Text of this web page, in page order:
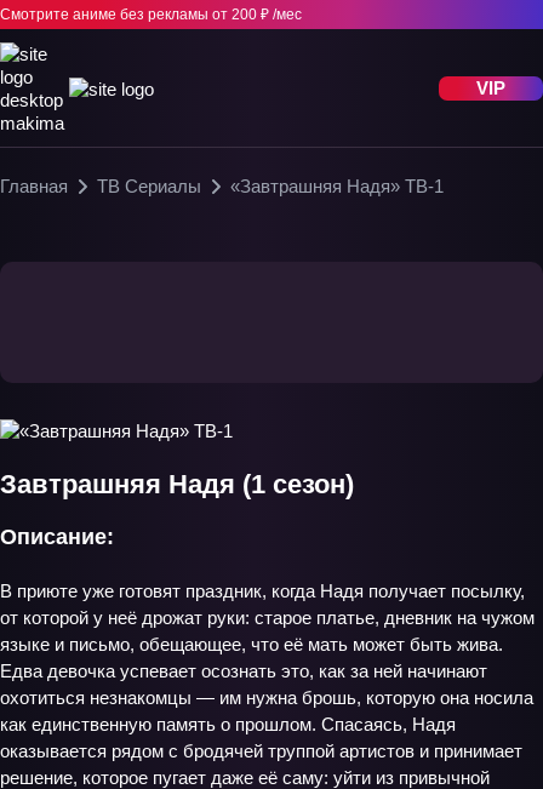
Смотрите аниме без рекламы от 200 ₽ /мес
VIP
Главная ТВ Сериалы «Завтрашняя Надя» ТВ-1
Завтрашняя Надя (1 сезон)
Описание:
В приюте уже готовят праздник, когда Надя получает посылку,
от которой у неё дрожат руки: старое платье, дневник на чужом
языке и письмо, обещающее, что её мать может быть жива.
Едва девочка успевает осознать это, как за ней начинают
охотиться незнакомцы — им нужна брошь, которую она носила
как единственную память о прошлом. Спасаясь, Надя
оказывается рядом с бродячей труппой артистов и принимает
решение, которое пугает даже её саму: уйти из привычной